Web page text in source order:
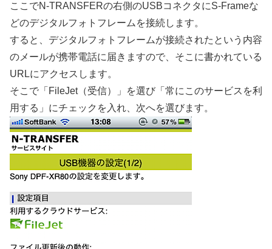
ここでN-TRANSFERの右側のUSBコネクタにS-Frameな
どのデジタルフォトフレームを接続します。
すると、デジタルフォトフレームが接続されたという内容
のメールが携帯電話に届きますので、そこに書かれている
URLにアクセスします。
そこで「FileJet（受信）」を選び「常にこのサービスを利
用する」にチェックを入れ、次へを選びます。